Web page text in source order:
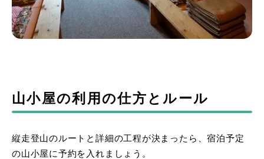
山小屋の利用の仕方とルール
縦走登山のルートと詳細の工程が決まったら、宿泊予定
の山小屋に予約を入れましょう。